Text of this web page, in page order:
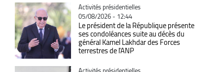
Catégorie
Activités présidentielles
05/08/2026 - 12:44
Le président de la République présente
ses condoléances suite au décès du
général Kamel Lakhdar des Forces
terrestres de l'ANP